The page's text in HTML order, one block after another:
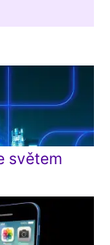
světem